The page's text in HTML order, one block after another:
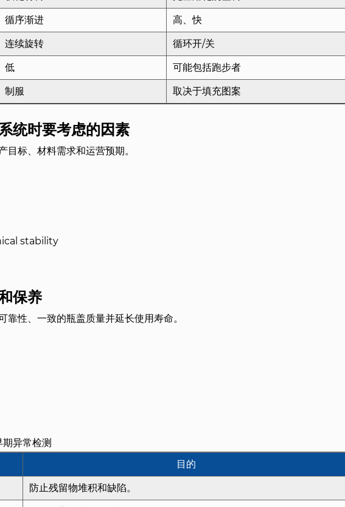
循序渐进 高、快
连续旋转 循环开/关
低 可能包括跑步者
制服 取决于填充图案
统时要考虑的因素
目标、材料需求和运营预期。
stability
保养
靠性、一致的瓶盖质量并延长使用寿命。
异常检测
目的
防止残留物堆积和缺陷。